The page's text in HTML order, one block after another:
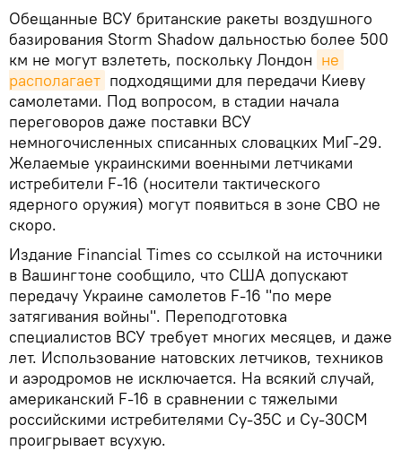
Обещанные ВСУ британские ракеты воздушного
базирования Storm Shadow дальностью более 500
км не могут взлететь, поскольку Лондон не
располагает подходящими для передачи Киеву
самолетами. Под вопросом, в стадии начала
переговоров даже поставки ВСУ
немногочисленных списанных словацких МиГ-29.
Желаемые украинскими военными летчиками
истребители F-16 (носители тактического
ядерного оружия) могут появиться в зоне СВО не
скоро.
Издание Financial Times со ссылкой на источники
в Вашингтоне сообщило, что США допускают
передачу Украине самолетов F-16 "по мере
затягивания войны". Переподготовка
специалистов ВСУ требует многих месяцев, и даже
лет. Использование натовских летчиков, техников
и аэродромов не исключается. На всякий случай,
американский F-16 в сравнении с тяжелыми
российскими истребителями Су-35С и Су-30СМ
проигрывает всухую.